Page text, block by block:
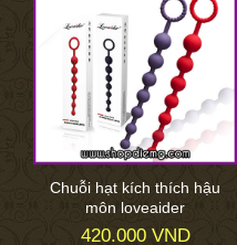
Chuỗi hạt kích thích hậu
môn loveaider
420.000 VND